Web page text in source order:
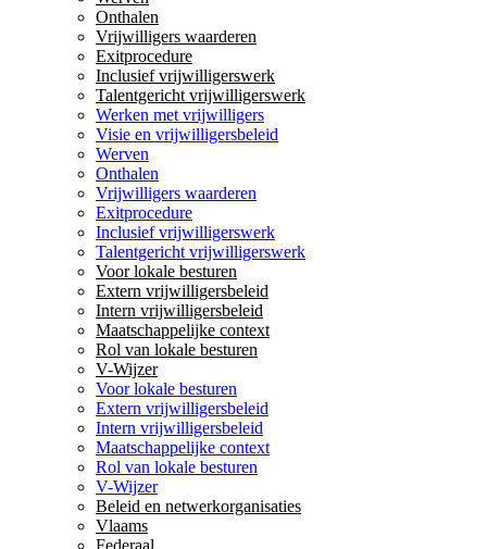
Onthalen
Vrijwilligers waarderen
Exitprocedure
Inclusief vrijwilligerswerk
Talentgericht vrijwilligerswerk
Werken met vrijwilligers
Visie en vrijwilligersbeleid
Werven
Onthalen
Vrijwilligers waarderen
Exitprocedure
Inclusief vrijwilligerswerk
Talentgericht vrijwilligerswerk
Voor lokale besturen
Extern vrijwilligersbeleid
Intern vrijwilligersbeleid
Maatschappelijke context
Rol van lokale besturen
V-Wijzer
Voor lokale besturen
Extern vrijwilligersbeleid
Intern vrijwilligersbeleid
Maatschappelijke context
Rol van lokale besturen
V-Wijzer
Beleid en netwerkorganisaties
Vlaams
Federaal